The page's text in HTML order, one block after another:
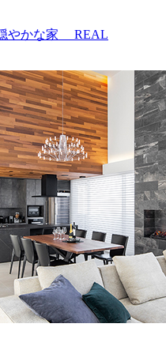
やかな家 REAL